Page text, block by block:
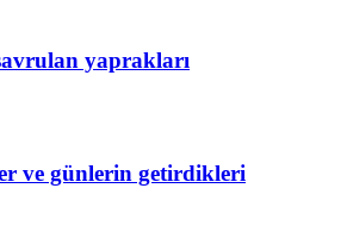
yaprakları
ve günlerin getirdikleri